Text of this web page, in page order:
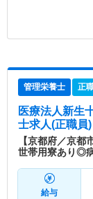
管理栄養士 正
医療法人新生
士求人(正職員)
【京都府／京都
世帯用寮あり◎
給与